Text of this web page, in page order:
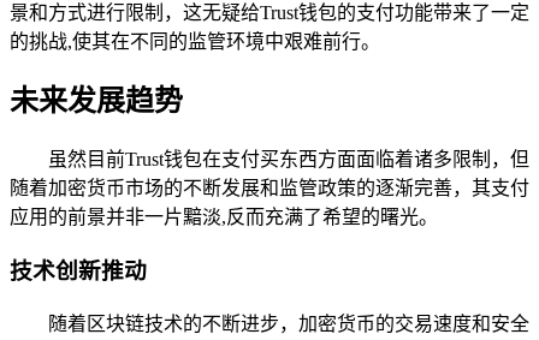
景和方式进行限制，这无疑给Trust钱包的支付功能带来了一定
的挑战,使其在不同的监管环境中艰难前行。
未来发展趋势
虽然目前Trust钱包在支付买东西方面面临着诸多限制，但
随着加密货币市场的不断发展和监管政策的逐渐完善，其支付
应用的前景并非一片黯淡,反而充满了希望的曙光。
技术创新推动
随着区块链技术的不断进步，加密货币的交易速度和安全